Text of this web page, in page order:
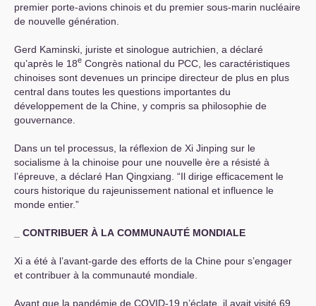
premier porte-avions chinois et du premier sous-marin nucléaire
de nouvelle génération.
Gerd Kaminski, juriste et sinologue autrichien, a déclaré
qu’après le 18e Congrès national du PCC , les caractéristiques
chinoises sont devenues un principe directeur de plus en plus
central dans toutes les questions importantes du
développement de la Chine, y compris sa philosophie de
gouvernance.
Dans un tel processus, la réflexion de Xi Jinping sur le
socialisme à la chinoise pour une nouvelle ère a résisté à
l’épreuve, a déclaré Han Qingxiang. “Il dirige efficacement le
cours historique du rajeunissement national et influence le
monde entier.”
CONTRIBUER À LA COMMUNAUTÉ MONDIALE
Xi a été à l’avant-garde des efforts de la Chine pour s’engager
et contribuer à la communauté mondiale.
Avant que la pandémie de COVID-19 n’éclate, il avait visité 69